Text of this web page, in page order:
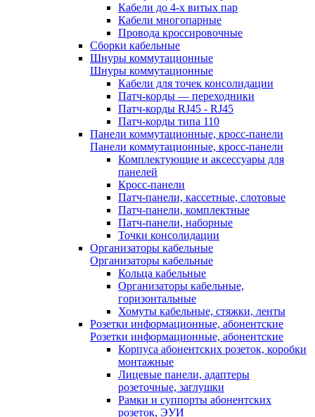
Кабели до 4-х витых пар
Кабели многопарные
Провода кроссировочные
Сборки кабельные
Шнуры коммутационные
Шнуры коммутационные
Кабели для точек консолидации
Патч-корды — переходники
Патч-корды RJ45 - RJ45
Патч-корды типа 110
Панели коммутационные, кросс-панели
Панели коммутационные, кросс-панели
Комплектующие и аксессуары для
панелей
Кросс-панели
Патч-панели, кассетные, слотовые
Патч-панели, комплектные
Патч-панели, наборные
Точки консолидации
Организаторы кабельные
Организаторы кабельные
Кольца кабельные
Организаторы кабельные,
горизонтальные
Хомуты кабельные, стяжки, ленты
Розетки информационные, абонентские
Розетки информационные, абонентские
Корпуса абонентских розеток, коробки
монтажные
Лицевые панели, адаптеры
розеточные, заглушки
Рамки и суппорты абонентских
розеток, ЭУИ